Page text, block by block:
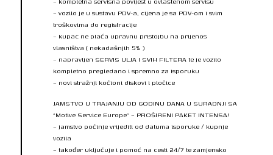
– vozilo je u sustavu PDV-a, cijena je sa PDV-om i svim
troškovima do registracije
– kupac ne plaća upravnu pristojbu na prijenos
vlasništva ( nekadašnjih 5% )
– napravljen SERVIS ULJA I SVIH FILTERA te je vozilo
kompletno pregledano i spremno za isporuku
– novi stražnji kočioni diskovi i pločice
JAMSTVO U TRAJANJU OD GODINU DANA U SURADNJI SA
“Motive Service Europe” – PROŠIRENI PAKET INTENSA!
– jamstvo počinje vrijediti od datuma isporuke / kupnje
vozila
– također uključuje i pomoć na cesti 24/7 te zamjensko